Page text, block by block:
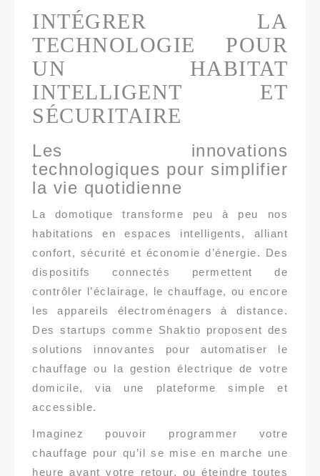
INTÉGRER LA
TECHNOLOGIE POUR
UN HABITAT
INTELLIGENT ET
SÉCURITAIRE
Les innovations
technologiques pour simplifier
la vie quotidienne
La domotique transforme peu à peu nos
habitations en espaces intelligents, alliant
confort, sécurité et économie d’énergie. Des
dispositifs connectés permettent de
contrôler l’éclairage, le chauffage, ou encore
les appareils électroménagers à distance.
Des startups comme Shaktio proposent des
solutions innovantes pour automatiser le
chauffage ou la gestion électrique de votre
domicile, via une plateforme simple et
accessible.
Imaginez pouvoir programmer votre
chauffage pour qu’il se mise en marche une
heure avant votre retour, ou éteindre toutes